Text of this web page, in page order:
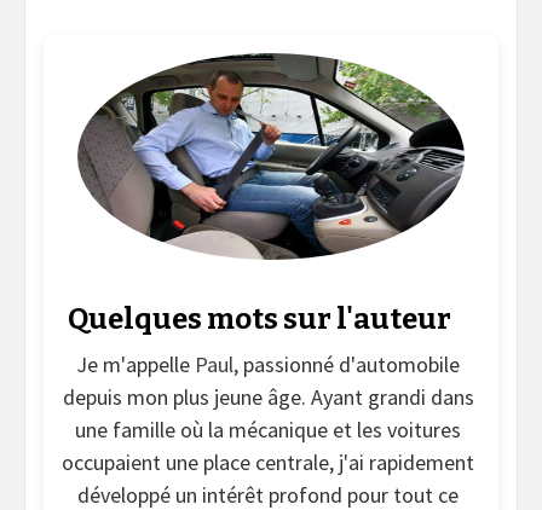
Quelques mots sur l'auteur
Je m'appelle Paul, passionné d'automobile
depuis mon plus jeune âge. Ayant grandi dans
une famille où la mécanique et les voitures
occupaient une place centrale, j'ai rapidement
développé un intérêt profond pour tout ce